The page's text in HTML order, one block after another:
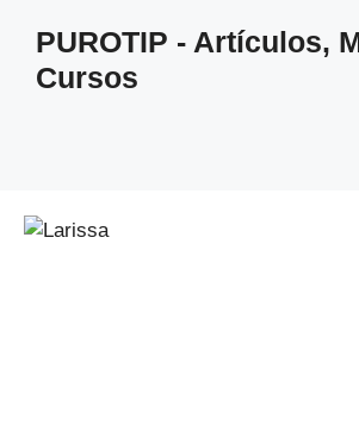
contenido
PUROTIP - Artículos,
Cursos